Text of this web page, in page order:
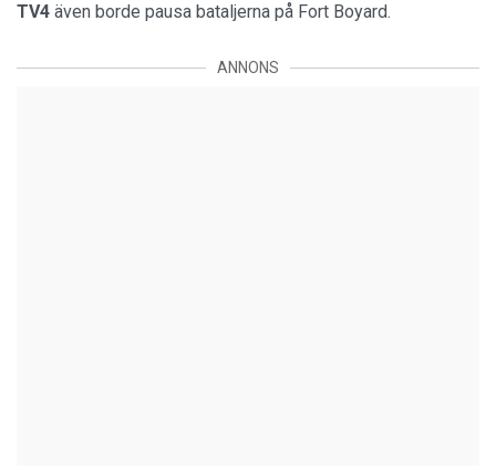
TV4 även borde pausa bataljerna på Fort Boyard.
ANNONS